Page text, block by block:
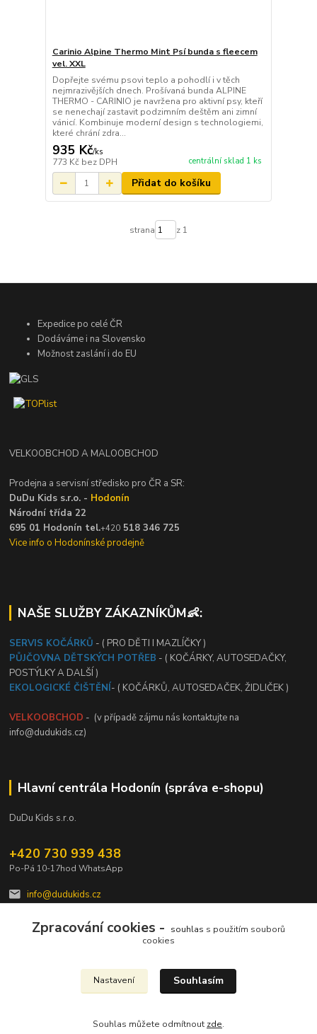
Carinio Alpine Thermo Mint Psí bunda s fleecem
vel. XXL
Dopřejte svému psovi teplo a pohodlí i v těch
nejmrazivějších dnech. Prošívaná bunda ALPINE
THERMO - CARINIO je navržena pro aktivní psy, kteří
se nenechají zastavit podzimním deštěm ani zimní
vánicí. Kombinuje moderní design s technologiemi,
které chrání zdra...
935 Kč/ks
773 Kč bez DPH centrální sklad 1 ks
Přidat do košíku
strana z 1
Expedice po celé ČR
Dodáváme i na Slovensko
Možnost zaslání i do EU
VELKOOBCHOD A MALOOBCHOD
Prodejna a servisní středisko pro ČR a SR:
DuDu Kids s.r.o. - Hodonín
Národní třída 22
695 01 Hodonín tel.+420 518 346 725
Vice info o Hodonínské prodejně
NAŠE SLUŽBY ZÁKAZNÍKŮM👶:
SERVIS KOČÁRKŮ - ( PRO DĚTI I MAZLÍČKY )
PŮJČOVNA DĚTSKÝCH POTŘEB - ( KOČÁRKY, AUTOSEDAČKY,
POSTÝLKY A DALŠÍ )
EKOLOGICKÉ ČIŠTĚNÍ- ( KOČÁRKŮ, AUTOSEDAČEK, ŽIDLIČEK )
VELKOOBCHOD - (v případě zájmu nás kontaktujte na
info@dudukids.cz)
Hlavní centrála Hodonín (správa e-shopu)
DuDu Kids s.r.o.
+420 730 939 438
Po-Pá 10-17hod WhatsApp
info@dudukids.cz
Upravit sběr cookies.
Zpracování cookies - souhlas s použitím souborů
cookies
Nastavení Souhlasím
Souhlas můžete odmítnout zde.